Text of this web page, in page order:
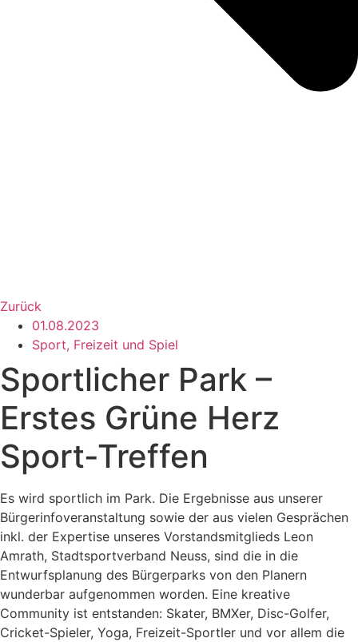
Zurück
01.08.2023
Sport, Freizeit und Spiel
Sportlicher Park –
Erstes Grüne Herz
Sport-Treffen
Es wird sportlich im Park. Die Ergebnisse aus unserer
Bürgerinfoveranstaltung sowie der aus vielen Gesprächen
inkl. der Expertise unseres Vorstandsmitglieds Leon
Amrath, Stadtsportverband Neuss, sind die in die
Entwurfsplanung des Bürgerparks von den Planern
wunderbar aufgenommen worden. Eine kreative
Community ist entstanden: Skater, BMXer, Disc-Golfer,
Cricket-Spieler, Yoga, Freizeit-Sportler und vor allem die